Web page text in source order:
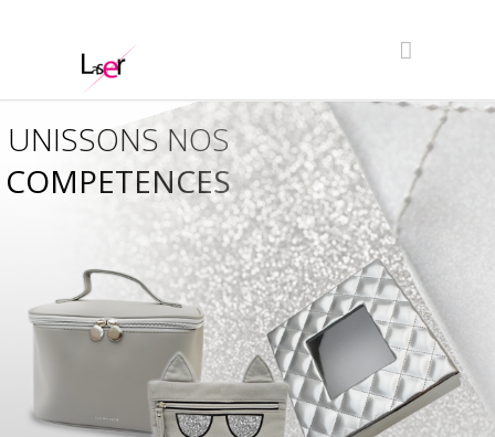
COMPETENCES
UNISSONS NOS